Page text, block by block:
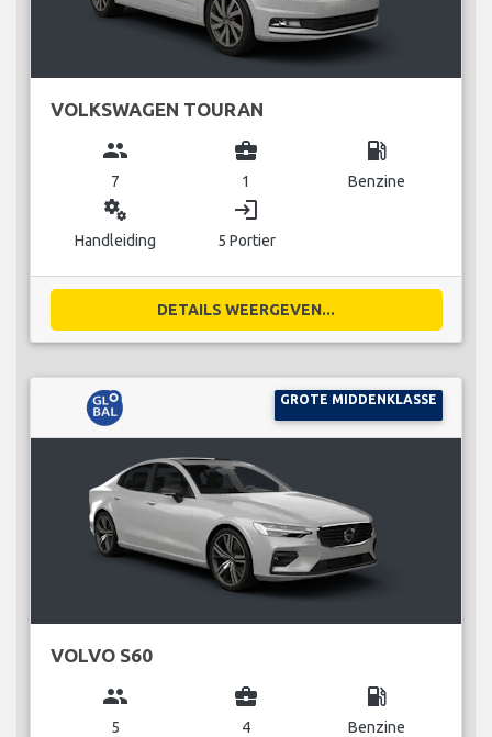
VOLKSWAGEN TOURAN
group
7
business_center
1
local_gas_station
Benzine
miscellaneous_services
Handleiding
login
5 Portier
DETAILS WEERGEVEN...
GROTE MIDDENKLASSE
VOLVO S60
group
5
business_center
4
local_gas_station
Benzine